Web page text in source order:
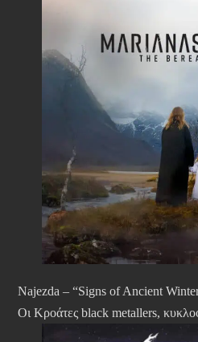
Najezda – “Signs of Ancient
Οι Κροάτες black metallers,